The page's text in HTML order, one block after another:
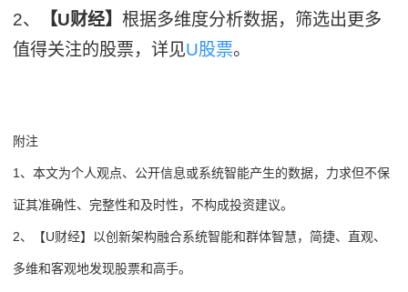
2、
【U财经】根据多维度分析数据，筛选出更多
值得关注的股票，详见U股票。
附注
1、本文为个人观点、公开信息或系统智能产生的数据，力求但不保
证其准确性、完整性和及时性，不构成投资建议。
2、【U财经】以创新架构融合系统智能和群体智慧，简捷、直观、
多维和客观地发现股票和高手。